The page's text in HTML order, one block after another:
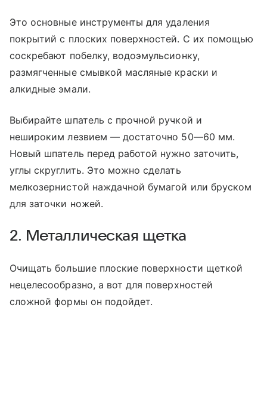
Это основные инструменты для удаления
покрытий с плоских поверхностей. С их помощью
соскребают побелку, водоэмульсионку,
размягченные смывкой масляные краски и
алкидные эмали.
Выбирайте шпатель с прочной ручкой и
нешироким лезвием — достаточно 50—60 мм.
Новый шпатель перед работой нужно заточить,
углы скруглить. Это можно сделать
мелкозернистой наждачной бумагой или бруском
для заточки ножей.
2. Металлическая щетка
Очищать большие плоские поверхности щеткой
нецелесообразно, а вот для поверхностей
сложной формы он подойдет.